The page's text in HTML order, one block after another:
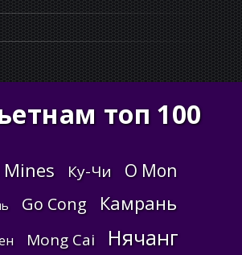
топ 100
Mines Ку-Чи O Mon
Go Cong Камрань
Mong Cai Нячанг